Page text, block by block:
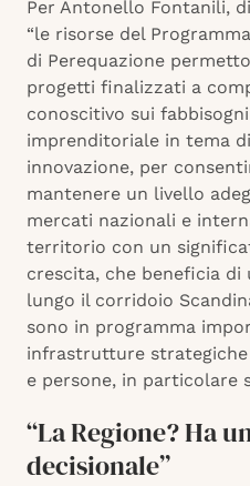
Per Antonello Fontanili,
“le risorse del
di Perequazione
progetti finalizzati a
conoscitivo sui
imprenditoriale in tema
innovazione, per
mantenere un livello
mercati nazionali e
territorio con un
crescita, che beneficia di
lungo il corridoio
sono in programma
infrastrutture
e persone, in particolare
“La Regione? Ha
decisionale”